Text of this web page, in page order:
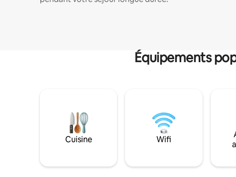
Équipements
Cuisine Wifi